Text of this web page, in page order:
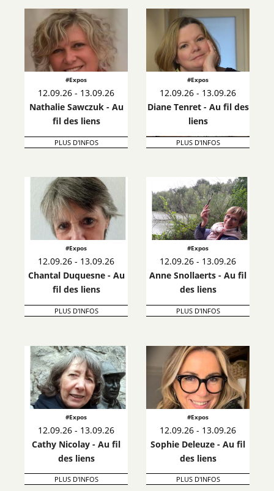
#Expos
12.09.26 - 13.09.26
Nathalie Sawczuk - Au
fil des liens
PLUS D'INFOS
#Expos
12.09.26 - 13.09.26
Diane Tenret - Au fil des
liens
PLUS D'INFOS
#Expos
12.09.26 - 13.09.26
Chantal Duquesne - Au
fil des liens
PLUS D'INFOS
#Expos
12.09.26 - 13.09.26
Anne Snollaerts - Au fil
des liens
PLUS D'INFOS
#Expos
12.09.26 - 13.09.26
Cathy Nicolay - Au fil
des liens
PLUS D'INFOS
#Expos
12.09.26 - 13.09.26
Sophie Deleuze - Au fil
des liens
PLUS D'INFOS